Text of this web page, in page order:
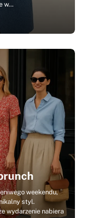
w…
weekendu,
styl.
wydarzenie nabiera